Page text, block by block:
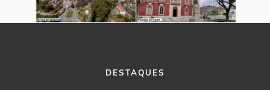
DESTAQUES